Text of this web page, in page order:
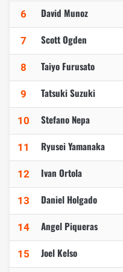
6 David Munoz
7 Scott Ogden
8 Taiyo Furusato
9 Tatsuki Suzuki
10 Stefano Nepa
11 Ryusei Yamanaka
12 Ivan Ortola
13 Daniel Holgado
14 Angel Piqueras
15 Joel Kelso